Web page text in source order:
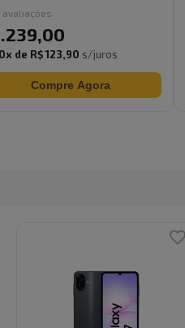
avaliações
,00
x de R$ 123,90 s/juros
Compre Agora